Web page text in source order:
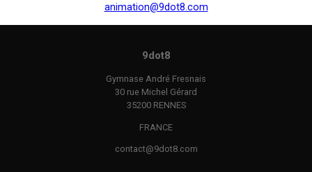
animation@9dot8.com
9dot8
Gymnase André Fresnais
30 rue Michel Gérard
35200 RENNES
FRANCE
contact@9dot8.com